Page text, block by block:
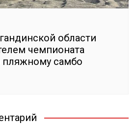
области
чемпионата
пляжному самбо